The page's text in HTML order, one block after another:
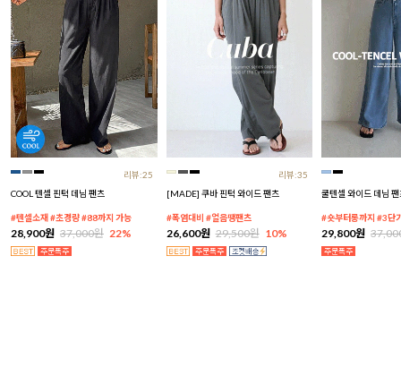
리뷰:25
COOL 텐셀 핀턱 데님 팬츠
#텐셀소재 #초경량 #88까지 가능
28,900원 37,000원 22%
리뷰:35
[MADE] 쿠바 핀턱 와이드 팬츠
#폭염대비 #얼음땡팬츠
26,600원 29,500원 10%
쿨텐셀 와이드 데님 팬
#숏부터롱까지 #3단
29,800원